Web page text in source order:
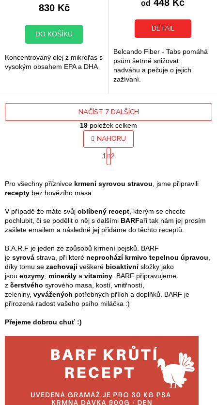
830 Kč
DO KOŠÍKU
Koncentrovaný olej z mikrořas s
vysokým obsahem EPA a DHA
je
z
od 448 Kč
DETAIL
Belcando Fiber - Tabs pomáhá
psům šetrně snižovat
nadváhu a pečuje o jejich
zažívání.
O
v
l
á
a
p
r
v
y
v
ý
p
i
s
u
NAČÍST 7 DALŠÍCH
S
t
r
n
v
á
n
í
1 2
19 položek celkem
NAHORU
Pro všechny příznivce krmení syrovou stravou , jsme připravili
recepty bez hovězího masa.
V případě že máte svůj oblíbený recept , kterým se chcete
pochlubit, či se podělit o něj s dalšími BARFaři tak nám jej prosím
zašlete emailem a následně jej přidáme do těchto receptů.
B.A.R.F je jeden ze způsobů krmení pejsků. BARF
je syrová strava, při které neprochází krmivo tepelnou úpravou
díky tomu se zachovajíveškeré bioaktivnísložky jako
jsou enzymy minerály a vitamíny . BARF připravujeme
z čerstvého syrového masa, kostí, vnitřností,
zeleniny, vyvážených potřebných příloh a doplňků. BARF je
přirozená radost vašeho psího miláčka :)
Přejeme dobrou chuť :)